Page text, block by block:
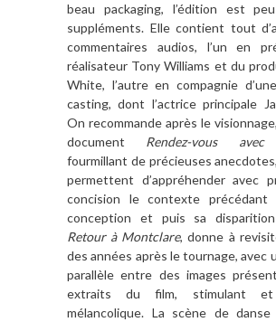
beau packaging, l’édition est
suppléments. Elle contient tout
commentaires audios, l’un en
réalisateur Tony Williams et du
White, l’autre en compagnie
casting, dont l’actrice principale
On recommande après le
document Rendez-vous avec
fourmillant de précieuses
permettent d’appréhender avec
concision le contexte précédant
conception et puis sa disparition
Retour à Montclare, donne à
des années après le tournage, avec
parallèle entre des images
extraits du film, stimulant
mélancolique. La scène de